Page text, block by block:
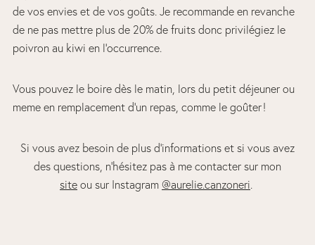
de vos envies et de vos goûts. Je recommande en revanche
de ne pas mettre plus de 20% de fruits donc privilégiez le
poivron au kiwi en l’occurrence.
Vous pouvez le boire dès le matin, lors du petit déjeuner ou
meme en remplacement d’un repas, comme le goûter !
Si vous avez besoin de plus d’informations et si vous avez
des questions, n’hésitez pas à me contacter sur mon
site ou sur Instagram @aurelie.canzoneri.